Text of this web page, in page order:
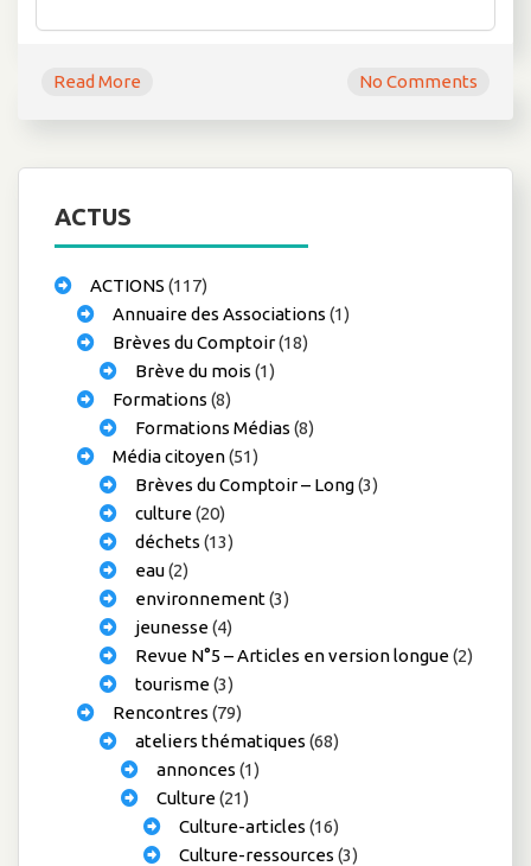
Read More No Comments
ACTUS
ACTIONS (117)
Annuaire des Associations (1)
Brèves du Comptoir(18)
Brève du mois (1)
Formations (8)
Formations Médias (8)
Média citoyen(51)
Brèves du Comptoir – Long(3)
culture(20)
déchets (13)
eau(2)
environnement(3)
jeunesse(4)
Revue N°5 – Articles en version longue(2)
tourisme(3)
Rencontres (79)
ateliers thématiques (68)
annonces (1)
Culture(21)
Culture-articles (16)
Culture-ressources (3)